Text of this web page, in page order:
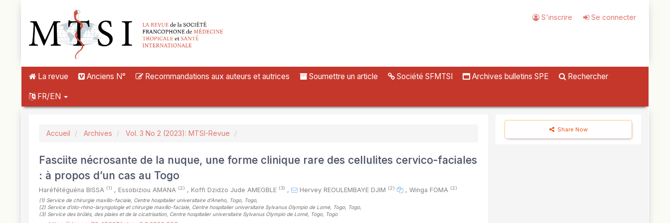
##plugins.themes.novelty.accessible_menu.main_navigation##
##plugins.themes.novelty.accessible_menu.main_content##
##plugins.themes.novelty.accessible_menu.sidebar##
S'inscrire Se connecter
La revue Anciens N° Recommandations aux auteurs et autrices Soumettre un article Société SFMTSI Archives bulletins SPE Rechercher
FR/EN
Accueil Archives Vol. 3 No 2 (2023): MTSI-Revue
Fasciite nécrosante de la nuque, une forme clinique rare des cellulites cervico-faciales
: à propos d’un cas au Togo
Haréfétéguéna BISSA (1) , Essobiziou AMANA (2) , Koffi Dzidzo Jude AMEGBLE (3) , Hervey REOULEMBAYE DJIM (2) , Winga FOMA (2)
(1) Service de chirurgie maxillo-faciale, Centre hospitalier universitaire d’Aneho, Togo, Togo,
(2) Service d’oto-rhino-laryngologie et chirurgie maxillo-faciale, Centre hospitalier universitaire Sylvanus Olympio de Lomé, Togo, Togo,
(3) Service des brûlés, des plaies et de la cicatrisation, Centre hospitalier universitaire Sylvanus Olympio de Lomé, Togo, Togo
Share Now